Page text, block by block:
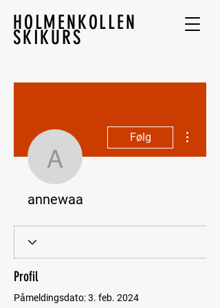
HOLMENKOLLEN
SKIKURS
annewaa
Følg
annewaa
Profil
Påmeldingsdato: 3. feb. 2024